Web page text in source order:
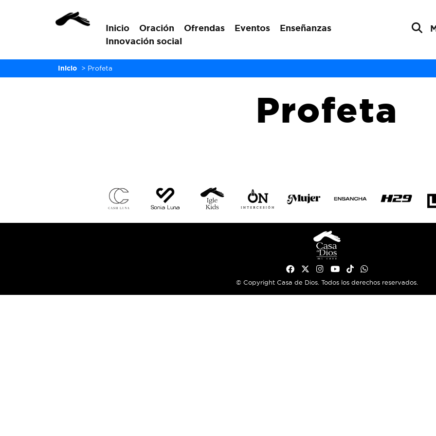
Inicio Oración Ofrendas Eventos
Enseñanzas
Innovación social
Inicio > Profeta
Profeta
© Copyright Casa de Dios. Todos los derechos reservados.